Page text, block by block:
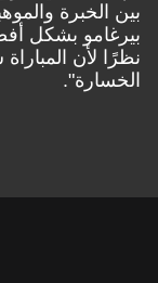
بين الخبرة
بيرغامو بشكل
نظرًا لأن
الخسارة".